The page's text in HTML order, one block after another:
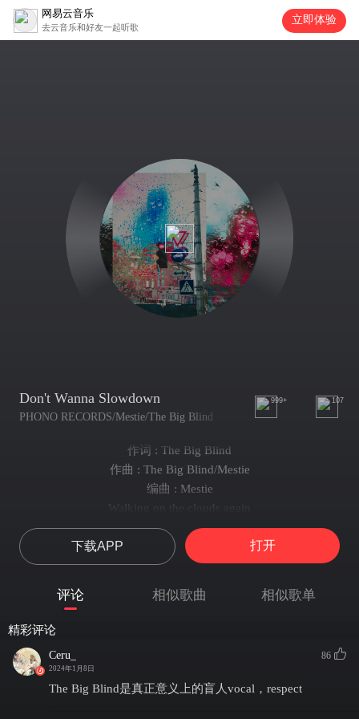
网易云音乐
去云音乐和好友一起听歌
立即体验
Don't Wanna Slowdown
PHONO RECORDS/Mestie/The Big Blind
999+ 107
作词 : The Big Blind
作曲 : The Big Blind/Mestie
编曲 : Mestie
Walking on the clouds again
And I forgot to bring my wings this time
Don’t even remember when
We could just dream without a crime
They shouldn’t have to be forbidden rimes
taruraruraarero, don’t wanna slow down
下载APP 打开
评论 相似歌曲 相似歌单
精彩评论
Ceru_
2024年1月8日
86
The Big Blind是真正意义上的盲人vocal，respect